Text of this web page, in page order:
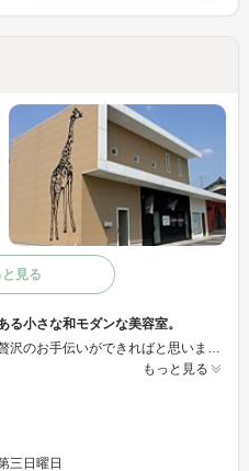
と見る
小さな和モダンな美容室。
髪を切るという日常のちょっとした贅沢のお手伝いができればと思います。 room店主。
もっと見る
三日曜日